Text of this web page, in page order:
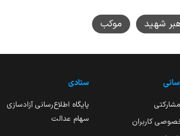
شهید موکب
کاربران
ستادی
پایگاه اطلاع‌رسانی آزادسازی
سهام عدالت